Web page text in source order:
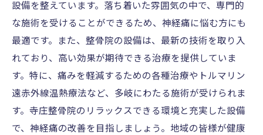
設備を整えています。落ち着いた雰囲気の中で、専門的
な施術を受けることができるため、神経痛に悩む方にも
最適です。また、整骨院の設備は、最新の技術を取り入
れており、高い効果が期待できる治療を提供していま
す。特に、痛みを軽減するための各種治療やトルマリン
遠赤外線温熱療法など、多岐にわたる施術が受けられま
す。寺庄整骨院のリラックスできる環境と充実した設備
で、神経痛の改善を目指しましょう。地域の皆様が健康